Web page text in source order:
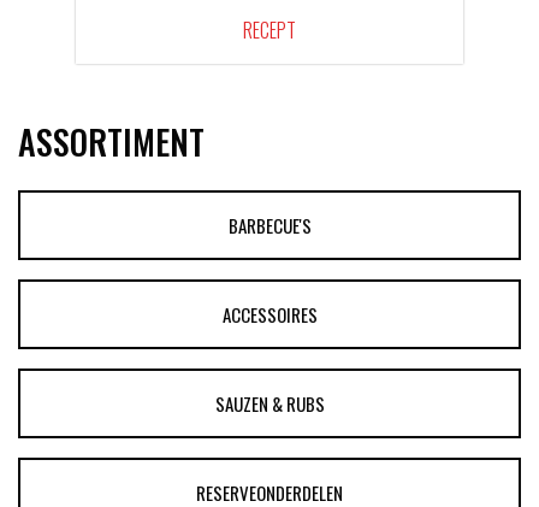
RECEPT
ASSORTIMENT
BARBECUE'S
ACCESSOIRES
SAUZEN & RUBS
RESERVEONDERDELEN